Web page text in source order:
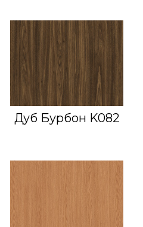
Дуб Бурбон K082